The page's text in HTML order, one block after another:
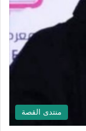
منتدى القصة